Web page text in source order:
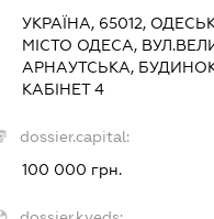
УКРАЇНА, 65012,
МІСТО ОДЕСА,
АРНАУТСЬКА, БУДИНОК
КАБІНЕТ 4
dossier.capital:
100 000 грн.